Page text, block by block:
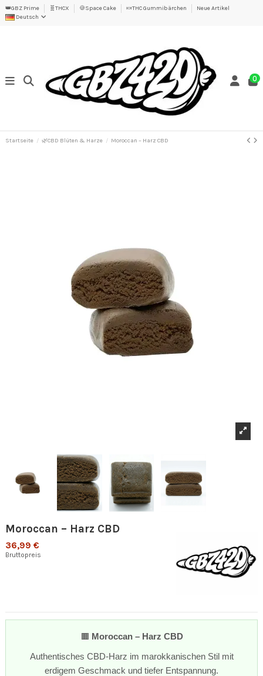
👑GBZ Prime 🧬THCX 🍪Space Cake 🍬THC Gummibärchen
Neue Artikel
Deutsch
0
Startseite 🌿CBD Blüten & Harze Moroccan – Harz CBD
Moroccan – Harz CBD
36,99 €
Bruttopreis
🟫 Moroccan – Harz CBD
Authentisches CBD-Harz im marokkanischen Stil mit
erdigem Geschmack und tiefer Entspannung.